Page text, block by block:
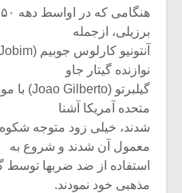
برزیلی، ازجمله
نوازنده گیتار جاو
متحده آمریکا آشنا
شدند، خیلی زود متوجه شکوه
معمول آن شدند و شروع به
استفاده از ضد ضربها توسط
مذهبی خود نمودند.
میکلوش روژا